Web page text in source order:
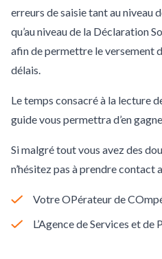
erreurs de saisie tant au niveau
qu’au niveau de la Déclaration
afin de permettre le versement
délais.
Le temps consacré à la lecture
guide vous permettra d’en
Si malgré tout vous avez des
n’hésitez pas à prendre contact
Votre OPérateur de
L’Agence de Services et de